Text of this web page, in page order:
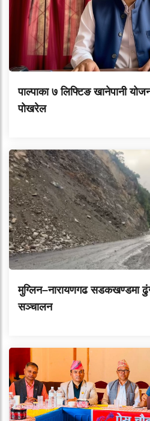
पाल्पाका ७ लिफ्टिङ खानेपानी
पोखरेल
मुग्लिन–नारायणगढ सडकखण्डमा
सञ्चालन